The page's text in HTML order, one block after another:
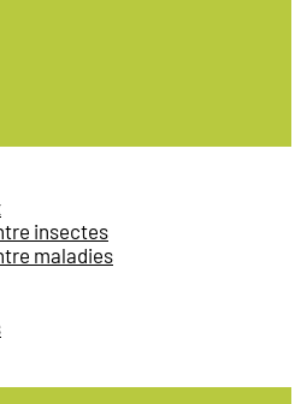
insectes
maladies